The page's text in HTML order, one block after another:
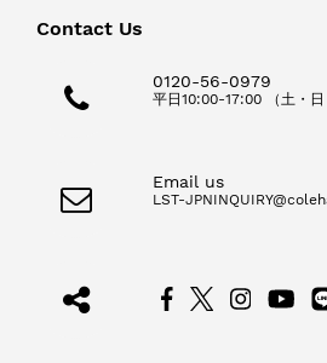
Contact Us
0120-56-0979
平日10:00-17:00 （土・日
Email us
LST-